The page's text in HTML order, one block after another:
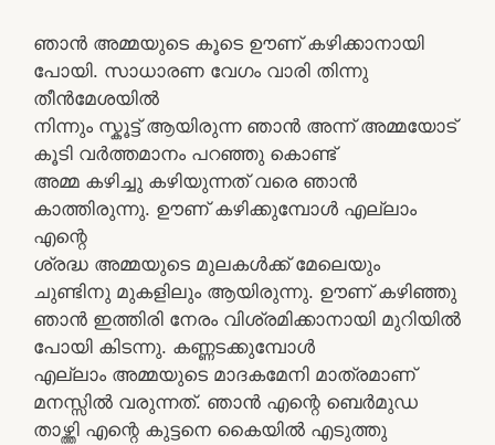
ഞാന്‍ അമ്മയുടെ കൂടെ ഊണ് കഴിക്കാനായി
പോയി. സാധാരണ വേഗം വാരി തിന്നു
തീന്‍മേശയില്‍
നിന്നും സ്കൂട്ട് ആയിരുന്ന ഞാന്‍ അന്ന് അമ്മയോട്
കൂടി വര്‍ത്തമാനം പറഞ്ഞു കൊണ്ട്
അമ്മ കഴിച്ചു കഴിയുന്നത് വരെ ഞാന്‍
കാത്തിരുന്നു. ഊണ് കഴിക്കുമ്പോള്‍ എല്ലാം
എന്റെ
ശ്രദ്ധ അമ്മയുടെ മുലകള്‍ക്ക് മേലെയും
ചുണ്ടിനു മുകളിലും ആയിരുന്നു. ഊണ് കഴിഞ്ഞു
ഞാന്‍ ഇത്തിരി നേരം വിശ്രമിക്കാനായി മുറിയില്‍
പോയി കിടന്നു. കണ്ണടക്കുമ്പോള്‍
എല്ലാം അമ്മയുടെ മാദകമേനി മാത്രമാണ്
മനസ്സില്‍ വരുന്നത്. ഞാന്‍ എന്റെ ബെര്‍മുഡ
താഴ്ത്തി എന്റെ കുട്ടനെ കൈയില്‍ എടുത്തു